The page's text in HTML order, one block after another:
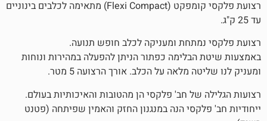
רצועת פלקסי קומפקט (Flexi Compact) מתאימה לכלבים בינוניים
ומעניקה לכלב חופש תנועה.
כפתור הניתן להפעלה במהירות ונוחות
מלאה על הכלב. אורך הרצועה 5 מטר.
חב' פלקסי הן מהטובות והאיכותיות בעולם.
הנה במנגנון החזק והאמין שפיתחה (פטנט